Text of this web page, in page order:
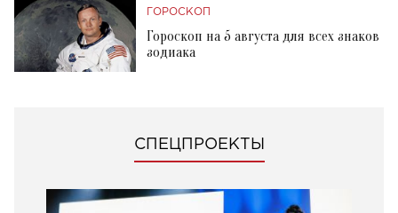
ГОРОСКОП
Гороскоп на 5 августа для всех знаков
зодиака
СПЕЦПРОЕКТЫ